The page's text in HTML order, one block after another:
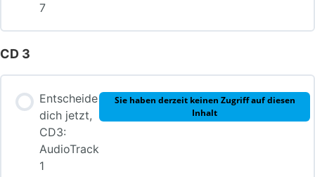
7
CD 3
Entscheide
dich jetzt,
CD3:
AudioTrack
1
Sie haben derzeit keinen Zugriff auf diesen
Inhalt